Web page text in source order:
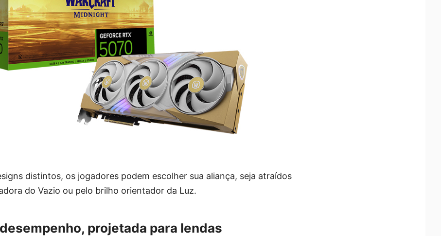
distintos, os jogadores podem escolher sua aliança, seja atraídos
do Vazio ou pelo brilho orientador da Luz.
projetada para lendas